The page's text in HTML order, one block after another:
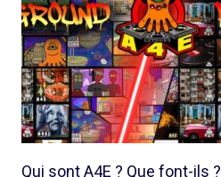
Qui sont A4E ? Que font-ils ?